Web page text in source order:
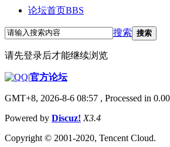
论坛首页BBS
搜索 搜索
请先登录后才能继续浏览
|官方论坛
GMT+8, 2026-8-6 08:57 , Processed in
Powered by Discuz! X3.4
Copyright © 2001-2020, Tencent Cloud.